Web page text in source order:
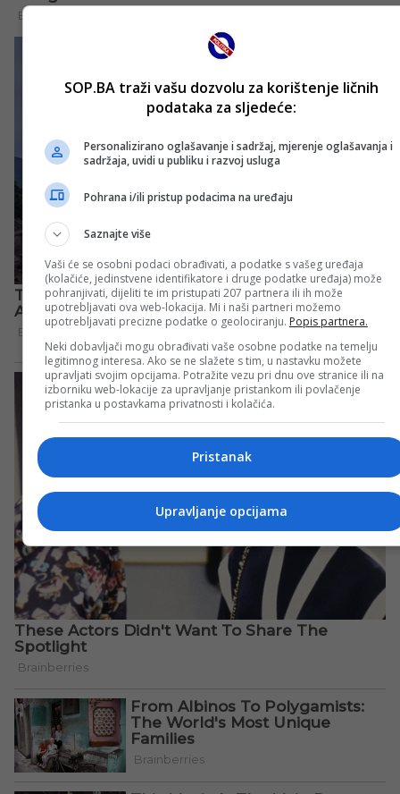
SOP.BA traži vašu dozvolu za korištenje ličnih
podataka za sljedeće:
Personalizirano oglašavanje i sadržaj, mjerenje oglašavanja i
sadržaja, uvidi u publiku i razvoj usluga
Pohrana i/ili pristup podacima na uređaju
Saznajte više
Vaši će se osobni podaci obrađivati, a podatke s vašeg uređaja
(kolačiće, jedinstvene identifikatore i druge podatke uređaja) može
pohranjivati, dijeliti te im pristupati 207 partnera ili ih može
upotrebljavati ova web-lokacija. Mi i naši partneri možemo
upotrebljavati precizne podatke o geolociranju. Popis partnera.
Neki dobavljači mogu obrađivati vaše osobne podatke na temelju
legitimnog interesa. Ako se ne slažete s tim, u nastavku možete
upravljati svojim opcijama. Potražite vezu pri dnu ove stranice ili na
izborniku web-lokacije za upravljanje pristankom ili povlačenje
pristanka u postavkama privatnosti i kolačića.
Pristanak
Upravljanje opcijama